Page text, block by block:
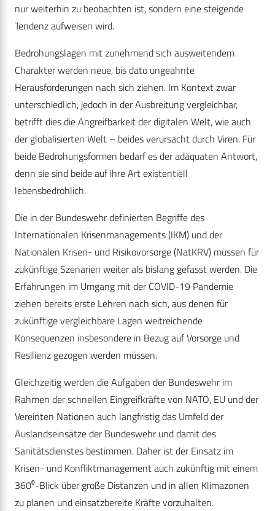
nur weiterhin zu beobachten ist, sondern eine steigende
Tendenz aufweisen wird.
Bedrohungslagen mit zunehmend sich ausweitendem
Charakter werden neue, bis dato ungeahnte
Herausforderungen nach sich ziehen. Im Kontext zwar
unterschiedlich, jedoch in der Ausbreitung vergleichbar,
betrifft dies die Angreifbarkeit der digitalen Welt, wie auch
der globalisierten Welt – beides verursacht durch Viren. Für
beide Bedrohungsformen bedarf es der adäquaten Antwort,
denn sie sind beide auf ihre Art existentiell
lebensbedrohlich.
Die in der Bundeswehr definierten Begriffe des
Internationalen Krisenmanagements (IKM) und der
Nationalen Krisen- und Risikovorsorge (NatKRV) müssen für
zukünftige Szenarien weiter als bislang gefasst werden. Die
Erfahrungen im Umgang mit der COVID-19 Pandemie
ziehen bereits erste Lehren nach sich, aus denen für
zukünftige vergleichbare Lagen weitreichende
Konsequenzen insbesondere in Bezug auf Vorsorge und
Resilienz gezogen werden müssen.
Gleichzeitig werden die Aufgaben der Bundeswehr im
Rahmen der schnellen Eingreifkräfte von NATO, EU und der
Vereinten Nationen auch langfristig das Umfeld der
Auslandseinsätze der Bundeswehr und damit des
Sanitätsdienstes bestimmen. Daher ist der Einsatz im
Krisen- und Konfliktmanagement auch zukünftig mit einem
360⁰-Blick über große Distanzen und in allen Klimazonen
zu planen und einsatzbereite Kräfte vorzuhalten.